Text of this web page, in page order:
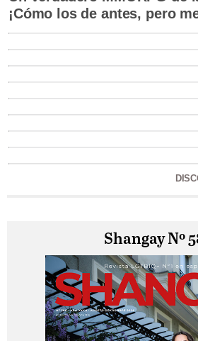
¡Cómo los de antes, pero
Shangay Nº